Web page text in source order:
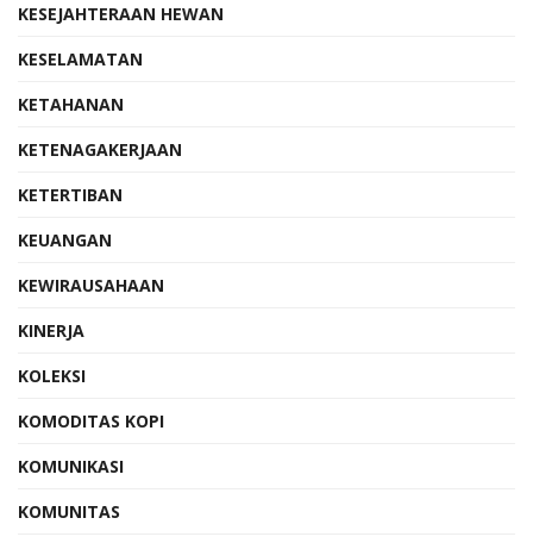
KESEJAHTERAAN HEWAN
KESELAMATAN
KETAHANAN
KETENAGAKERJAAN
KETERTIBAN
KEUANGAN
KEWIRAUSAHAAN
KINERJA
KOLEKSI
KOMODITAS KOPI
KOMUNIKASI
KOMUNITAS